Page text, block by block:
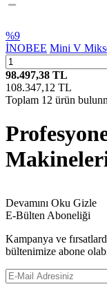
%9
İNOBEE Mini V
98.497,38 TL
108.347,12 TL
Toplam 12 ürün
Devamını Oku Gizle
E-Bülten Aboneliği
Kampanya ve
bültenimize abone